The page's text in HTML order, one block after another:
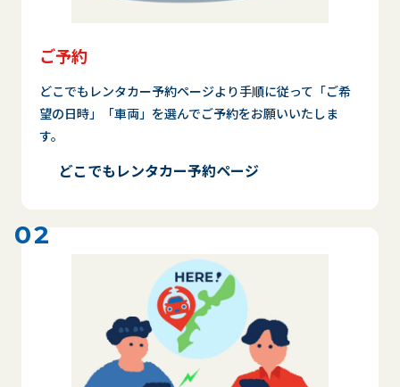
ご予約
どこでもレンタカー予約ページより手順に従って「ご希
望の日時」「車両」を選んでご予約をお願いいたしま
す。
どこでもレンタカー予約ページ
02